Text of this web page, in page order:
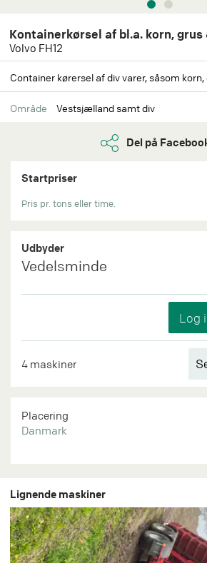
Kontainerkørsel af bl.a. korn, grus
Volvo FH12
Container kørersel af div varer, såsom korn,
Område Vestsjælland samt div
Del på
Startpriser
Pris pr. tons eller time.
Udbyder
Vedelsminde
4 maskiner
Placering
Danmark
Lignende maskiner